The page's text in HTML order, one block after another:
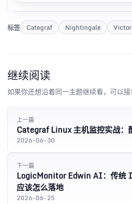
标签 Categraf Nightingale
继续阅读
如果你还想沿着同一主题继续看，可以接
上一篇
Categraf Linux 主机监控实战：
2026-06-30
下一篇
LogicMonitor Edwin AI：传统
应该怎么落地
2026-06-25